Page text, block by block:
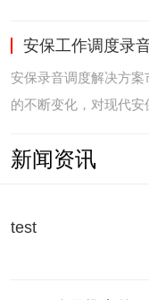
之间通过IP网络互联
讯将延伸到世界的每一
安保工作调度录
安保录音调度解决方
的不断变化，对现代
讯需要，常常会出现以
新闻资讯
test